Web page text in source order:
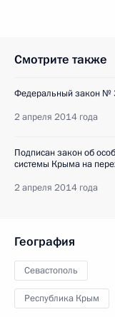
Смотрите также
Федеральный закон
2 апреля 2014 года
Подписан закон об
системы Крыма на
2 апреля 2014 года
География
Севастополь
Республика Крым